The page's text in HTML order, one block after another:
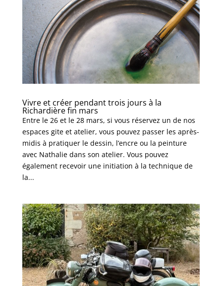
Vivre et créer pendant trois jours à la
Richardière fin mars
Entre le 26 et le 28 mars, si vous réservez un de nos
espaces gite et atelier, vous pouvez passer les après-
midis à pratiquer le dessin, l’encre ou la peinture
avec Nathalie dans son atelier. Vous pouvez
également recevoir une initiation à la technique de
la...